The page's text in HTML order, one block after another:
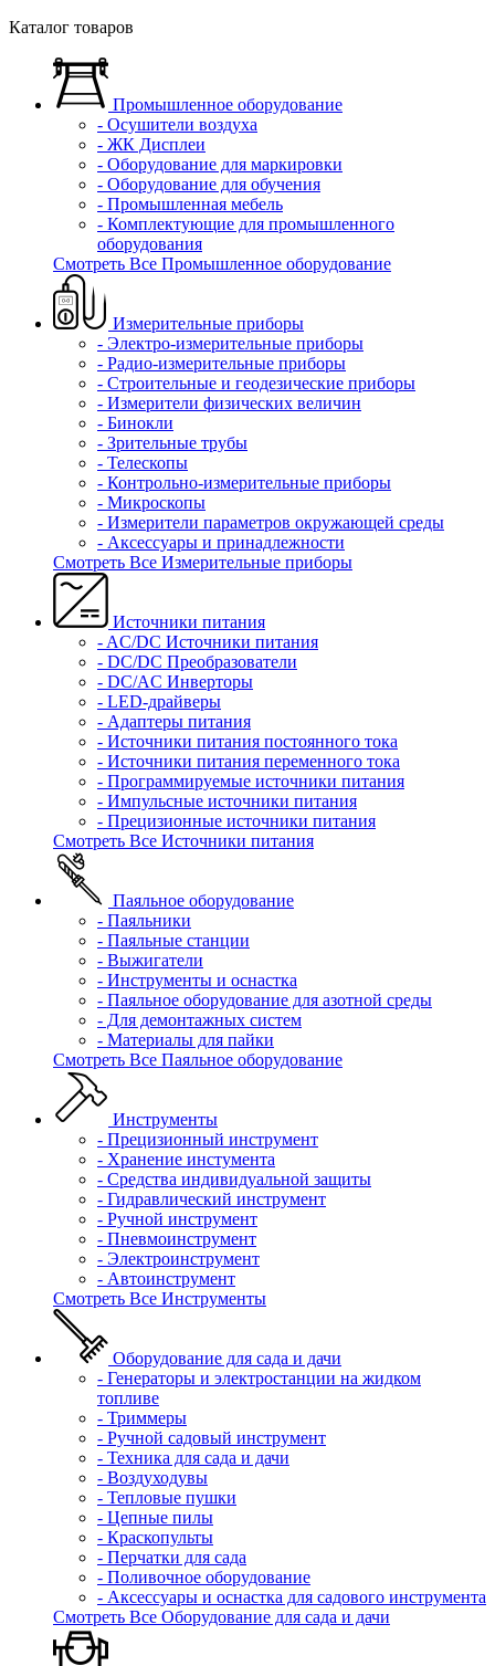
Каталог товаров
Промышленное оборудование
- Осушители воздуха
- ЖК Дисплеи
- Оборудование для маркировки
- Оборудование для обучения
- Промышленная мебель
- Комплектующие для промышленного
оборудования
Смотреть Все Промышленное оборудование
Измерительные приборы
- Электро-измерительные приборы
- Радио-измерительные приборы
- Строительные и геодезические приборы
- Измерители физических величин
- Бинокли
- Зрительные трубы
- Телескопы
- Контрольно-измерительные приборы
- Микроскопы
- Измерители параметров окружающей среды
- Аксессуары и принадлежности
Смотреть Все Измерительные приборы
Источники питания
- AC/DC Источники питания
- DC/DC Преобразователи
- DC/AC Инверторы
- LED-драйверы
- Адаптеры питания
- Источники питания постоянного тока
- Источники питания переменного тока
- Программируемые источники питания
- Импульсные источники питания
- Прецизионные источники питания
Смотреть Все Источники питания
Паяльное оборудование
- Паяльники
- Паяльные станции
- Выжигатели
- Инструменты и оснастка
- Паяльное оборудование для азотной среды
- Для демонтажных систем
- Материалы для пайки
Смотреть Все Паяльное оборудование
Инструменты
- Прецизионный инструмент
- Хранение инстумента
- Средства индивидуальной защиты
- Гидравлический инструмент
- Ручной инструмент
- Пневмоинструмент
- Электроинструмент
- Автоинструмент
Смотреть Все Инструменты
Оборудование для сада и дачи
- Генераторы и электростанции на жидком
топливе
- Триммеры
- Ручной садовый инструмент
- Техника для сада и дачи
- Воздуходувы
- Тепловые пушки
- Цепные пилы
- Краскопульты
- Перчатки для сада
- Поливочное оборудование
- Аксессуары и оснастка для садового инструмента
Смотреть Все Оборудование для сада и дачи